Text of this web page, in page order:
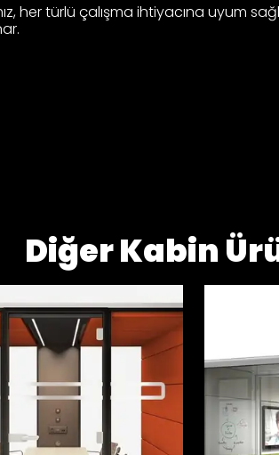
her türlü çalışma ihtiyacına uyum
Diğer Kabin